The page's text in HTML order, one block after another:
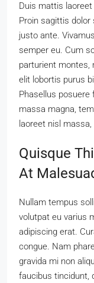
Duis mattis
Proin sagittis
justo ante.
semper eu. Cum
parturient montes,
elit lobortis purus
Phasellus
massa magna,
laoreet nisl
Quisque
At
Nullam tempus
volutpat eu varius
adipiscing erat.
congue. Nam
gravida mi non
faucibus tincidunt,